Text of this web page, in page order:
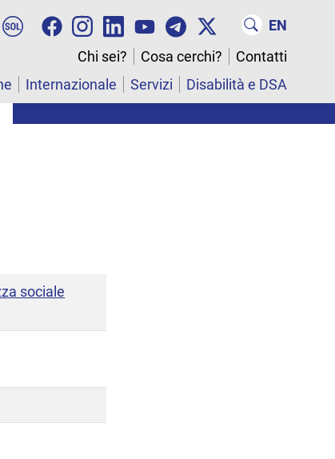
EN
Chi sei?
Cosa cerchi?
Contatti
Internazionale Servizi Disabilità e DSA
sociale